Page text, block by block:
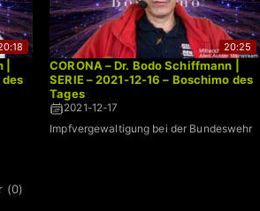
des
20:25
CORONA – Dr. Bodo Schiffmann |
SERIE – 2021-12-16 – Boschimo des
Tages
2021-12-17
Impfvergewaltigung bei der Bundeswehr
(0)